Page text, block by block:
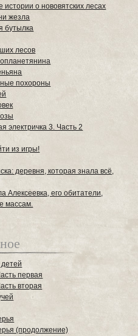
истории о нововятских лесах
жезла
бутылка
лесов
похороны
электричка 3. Часть 2
из игры!
деревня, которая знала всё,
Алексеевка, его обитатели,
массам.
первая
вторая
(продолжение)